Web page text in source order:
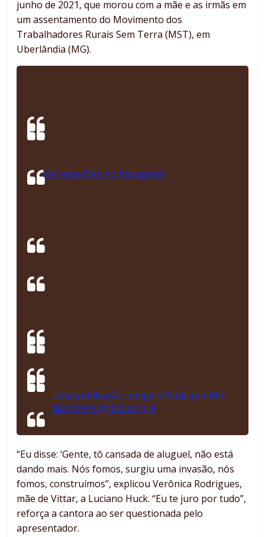
junho de 2021, que morou com a mãe e as irmãs em
um assentamento do Movimento dos
Trabalhadores Rurais Sem Terra (MST), em
Uberlândia (MG).
Ver essa foto no Instagram
Uma publicação compartilhada por Mi?
dia NINJA (@midianinja)
“Eu disse: ‘Gente, tô cansada de aluguel, não está
dando mais. Nós fomos, surgiu uma invasão, nós
fomos, construímos”, explicou Verônica Rodrigues,
mãe de Vittar, a Luciano Huck. “Eu te juro por tudo”,
reforça a cantora ao ser questionada pelo
apresentador.